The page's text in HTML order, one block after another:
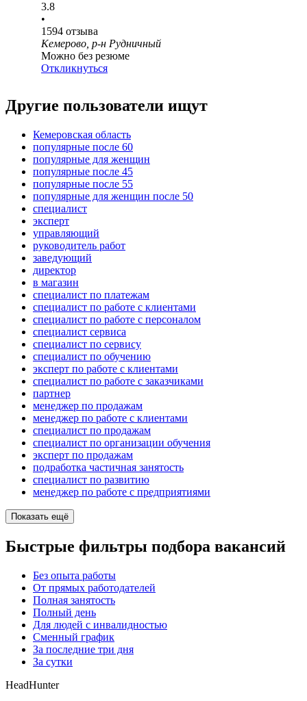
3.8
•
1594 отзыва
Кемерово, р-н Рудничный
Можно без резюме
Откликнуться
Другие пользователи ищут
Кемеровская область
популярные после 60
популярные для женщин
популярные после 45
популярные после 55
популярные для женщин после 50
специалист
эксперт
управляющий
руководитель работ
заведующий
директор
в магазин
специалист по платежам
специалист по работе с клиентами
специалист по работе с персоналом
специалист сервиса
специалист по сервису
специалист по обучению
эксперт по работе с клиентами
специалист по работе с заказчиками
партнер
менеджер по продажам
менеджер по работе с клиентами
специалист по продажам
специалист по организации обучения
эксперт по продажам
подработка частичная занятость
специалист по развитию
менеджер по работе с предприятиями
Показать ещё
Быстрые фильтры подбора вакансий
Без опыта работы
От прямых работодателей
Полная занятость
Полный день
Для людей с инвалидностью
Сменный график
За последние три дня
За сутки
HeadHunter